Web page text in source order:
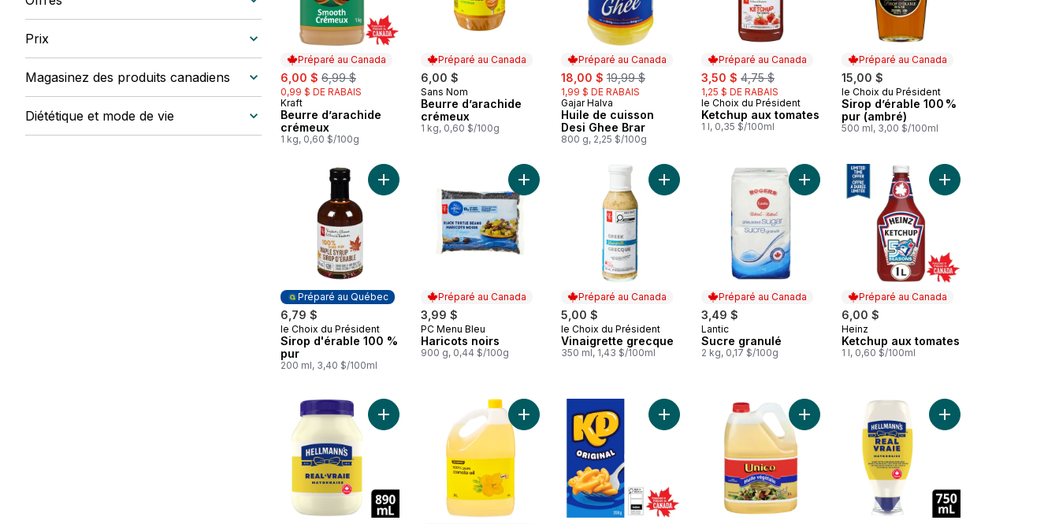
Prix
Magasinez des produits canadiens
Diététique et mode de vie
Préparé au Canada
sale:
6,00 $ , formerly:
6,99 $
0,99 $ DE RABAIS
Préparé au Canada
Kraft
Beurre d’arachide
crémeux
1 kg, 0,60 $/100g
Préparé au Canada
6,00 $
Préparé au Canada
Sans Nom
Beurre d’arachide
crémeux
1 kg, 0,60 $/100g
Préparé au Canada
sale:
18,00 $ , formerly:
19,99 $
1,99 $ DE RABAIS
Préparé au Canada
Gajar Halva
Huile de cuisson
Desi Ghee Brar
800 g, 2,25 $/100g
Préparé au Canada
sale:
3,50 $ , formerly:
4,75 $
1,25 $ DE RABAIS
Préparé au Canada
le Choix du Président
Ketchup aux tomates
1 l, 0,35 $/100ml
Préparé au Canada
15,00 $
Préparé au Canada
le Choix du Président
Sirop d’érable 100 %
pur (ambré)
500 ml, 3,00 $/100ml
Préparé au Québec
6,79 $
Préparé au Québec
le Choix du Président
Sirop d'érable 100 %
pur
200 ml, 3,40 $/100ml
Ajouter Sirop d'érable 100 % pur au panier
Préparé au Canada
3,99 $
Préparé au Canada
PC Menu Bleu
Haricots noirs
900 g, 0,44 $/100g
Ajouter Haricots noirs au panier
Préparé au Canada
5,00 $
Préparé au Canada
le Choix du Président
Vinaigrette grecque
350 ml, 1,43 $/100ml
Ajouter Vinaigrette grecque au panier
Préparé au Canada
3,49 $
Préparé au Canada
Lantic
Sucre granulé
2 kg, 0,17 $/100g
Ajouter Sucre granulé au panier
Préparé au Canada
6,00 $
Préparé au Canada
Heinz
Ketchup aux tomates
1 l, 0,60 $/100ml
Ajouter Ketchup aux
Ajouter Mayonnaise Vraie au panierAjouter Huile de canola pure à 100 % au panierAjouter Macaroni et fromage original, boîte au panier
Ajouter Huile végétale Unico au panier
Ajouter Mayonnaise